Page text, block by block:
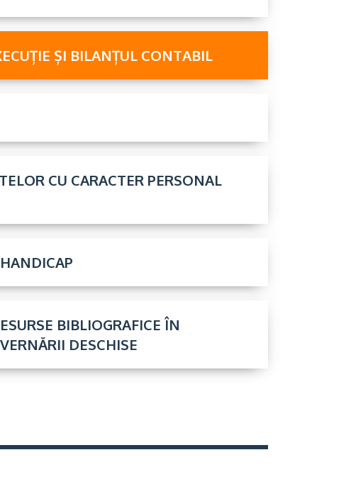
ȘI BILANȚUL CONTABIL
CU CARACTER PERSONAL
BIBLIOGRAFICE ÎN
DESCHISE